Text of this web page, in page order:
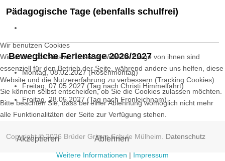
Pädagogische Tage (ebenfalls schulfrei)
Bewegliche Ferientage 2026/2027
Montag, 08.02.2027 (Rosenmontag)
Freitag, 07.05.2027 (Tag nach Christi Himmelfahrt)
Freitag, 28.05.2027 (Tag nach Fronleichnam)
Copyright © 2026 Brüder Grimm Schule Mülheim. Datenschutz
Wir benutzen Cookies
Wir nutzen Cookies auf unserer Website. Einige von ihnen sind
essenziell für den Betrieb der Seite, während andere uns helfen, diese
Website und die Nutzererfahrung zu verbessern (Tracking Cookies).
Sie können selbst entscheiden, ob Sie die Cookies zulassen möchten.
Bitte beachten Sie, dass bei einer Ablehnung womöglich nicht mehr
alle Funktionalitäten der Seite zur Verfügung stehen.
Akzeptieren Ablehnen
Weitere Informationen | Impressum